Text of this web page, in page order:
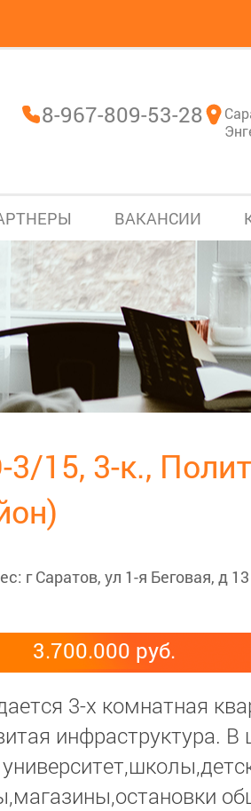
8-967-809-53-28
ВАКАНСИИ
15, 3-к.,
г Саратов, ул 1-я Беговая, д 13
3.700.000 руб.
3-х комнатная
инфраструктура.